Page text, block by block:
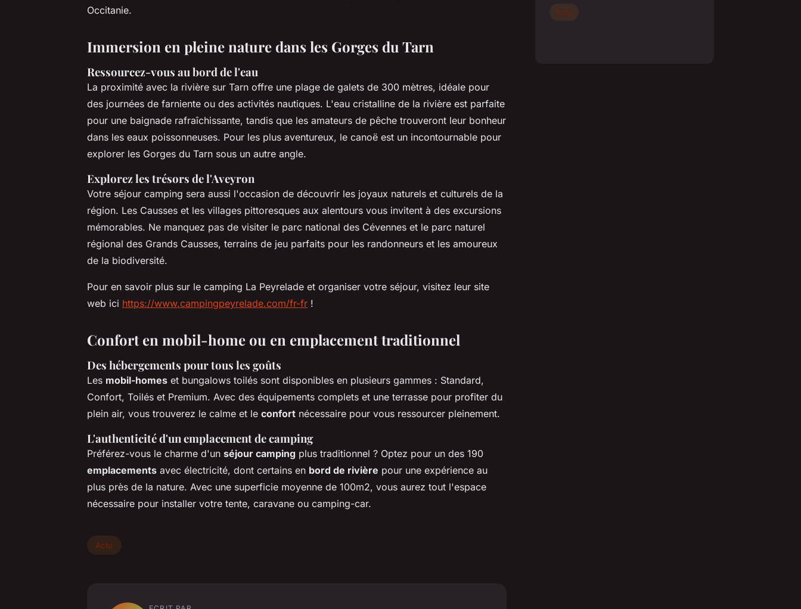
Occitanie.
Immersion en pleine nature dans les Gorges du Tarn
Ressourcez-vous au bord de l'eau
La proximité avec la rivière sur Tarn offre une plage de galets de 300 mètres, idéale pour
des journées de farniente ou des activités nautiques. L'eau cristalline de la rivière est parfaite
pour une baignade rafraîchissante, tandis que les amateurs de pêche trouveront leur bonheur
dans les eaux poissonneuses. Pour les plus aventureux, le canoë est un incontournable pour
explorer les Gorges du Tarn sous un autre angle.
Explorez les trésors de l'Aveyron
Votre séjour camping sera aussi l'occasion de découvrir les joyaux naturels et culturels de la
région. Les Causses et les villages pittoresques aux alentours vous invitent à des excursions
mémorables. Ne manquez pas de visiter le parc national des Cévennes et le parc naturel
régional des Grands Causses, terrains de jeu parfaits pour les randonneurs et les amoureux
de la biodiversité.
Pour en savoir plus sur le camping La Peyrelade et organiser votre séjour, visitez leur site
web ici https://www.campingpeyrelade.com/fr-fr !
Confort en mobil-home ou en emplacement traditionnel
Des hébergements pour tous les goûts
Les mobil-homes et bungalows toilés sont disponibles en plusieurs gammes : Standard,
Confort, Toilés et Premium. Avec des équipements complets et une terrasse pour profiter du
plein air, vous trouverez le calme et le confort nécessaire pour vous ressourcer pleinement.
L'authenticité d'un emplacement de camping
Préférez-vous le charme d'un séjour camping plus traditionnel ? Optez pour un des 190
emplacements avec électricité, dont certains en bord de rivière pour une expérience au
plus près de la nature. Avec une superficie moyenne de 100m2, vous aurez tout l'espace
nécessaire pour installer votre tente, caravane ou camping-car.
Actu
Actu